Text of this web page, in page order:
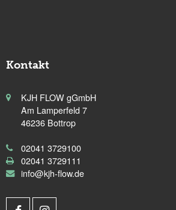
Kontakt
KJH FLOW gGmbH
Am Lamperfeld 7
46236 Bottrop
02041 3729100
02041 3729111
info@kjh-flow.de